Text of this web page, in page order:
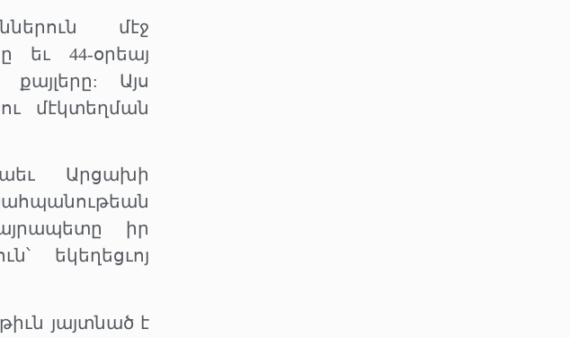
մէջ
եւ 44-օրեայ
Այս
մէկտեղման
Արցախի
իր
եկեղեցւոյ
յայտնած է